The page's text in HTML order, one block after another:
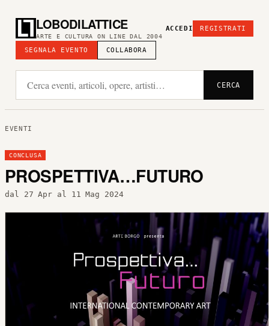
LOBODILATTICE
ARTE E CULTURA ON LINE DAL 2004
SEGNALA EVENTO COLLABORA
ACCEDI REGISTRATI
CERCA
EVENTI
CONCLUSA
PROSPETTIVA…FUTURO
dal 27 Apr al 11 Mag 2024